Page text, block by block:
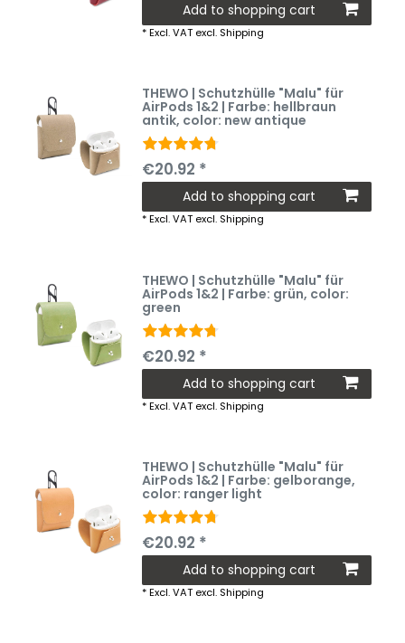
Add to shopping cart
*Excl. VAT excl. Shipping
THEWO | Schutzhülle "Malu" für
AirPods 1&2 | Farbe: hellbraun
antik, color: new antique
€20.92 *
Add to shopping cart
*Excl. VAT excl. Shipping
THEWO | Schutzhülle "Malu" für
AirPods 1&2 | Farbe: grün, color:
green
€20.92 *
Add to shopping cart
*Excl. VAT excl. Shipping
THEWO | Schutzhülle "Malu" für
AirPods 1&2 | Farbe: gelborange,
color: ranger light
€20.92 *
Add to shopping cart
*Excl. VAT excl. Shipping